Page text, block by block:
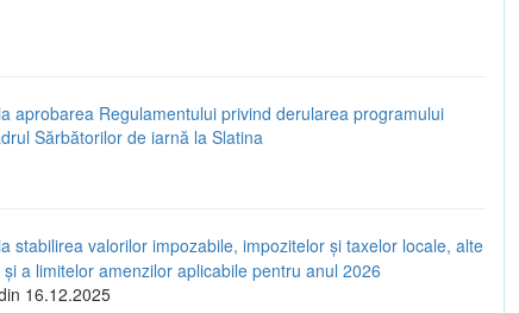
aprobarea Regulamentului privind derularea programului
Sărbătorilor de iarnă la Slatina
stabilirea valorilor impozabile, impozitelor și taxelor locale, alte
a limitelor amenzilor aplicabile pentru anul 2026
16.12.2025